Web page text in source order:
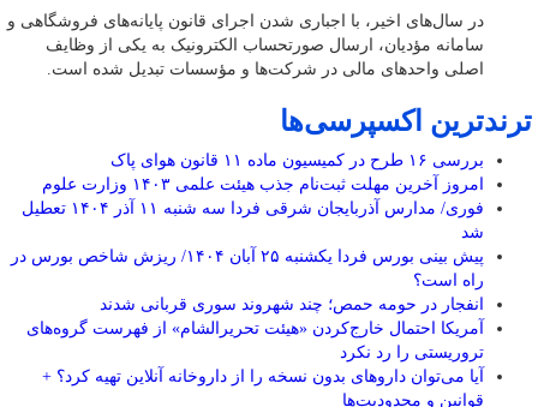
در سال‌های اخیر، با اجباری شدن اجرای قانون پایانه‌های فروشگاهی و
سامانه مؤدیان، ارسال صورتحساب الکترونیک به یکی از وظایف
اصلی واحدهای مالی در شرکت‌ها و مؤسسات تبدیل شده است.
ترندترین اکسپرسی‌ها
بررسی ۱۶ طرح در کمیسیون ماده ۱۱ قانون هوای پاک
امروز آخرین مهلت ثبت‌نام جذب هیئت علمی ۱۴۰۳ وزارت علوم
فوری/ مدارس آذربایجان شرقی فردا سه شنبه ۱۱ آذر ۱۴۰۴ تعطیل
شد
پیش بینی بورس فردا یکشنبه ۲۵ آبان ۱۴۰۴/ ریزش شاخص بورس در
راه است؟
انفجار در حومه حمص؛ چند شهروند سوری قربانی شدند
آمریکا احتمال خارج‌کردن «هیئت تحریرالشام» از فهرست گروه‌های
تروریستی را رد نکرد
آیا می‌توان داروهای بدون نسخه را از داروخانه آنلاین تهیه کرد؟ +
قوانین و محدودیت‌ها